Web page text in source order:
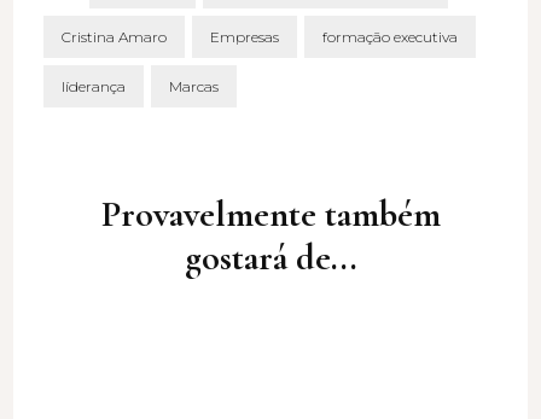
Cristina Amaro Empresas formação executiva
líderança Marcas
Provavelmente também
gostará de...